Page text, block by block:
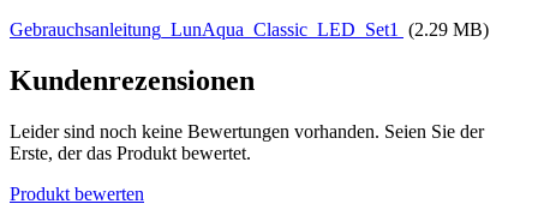
Gebrauchsanleitung_LunAqua_Classic_LED_Set1
(2.29 MB)
Kundenrezensionen
Leider sind noch keine Bewertungen vorhanden. Seien Sie der
Erste, der das Produkt bewertet.
Produkt bewerten